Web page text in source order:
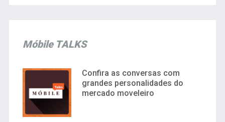
Móbile TALKS
Confira as conversas com
grandes personalidades do
mercado moveleiro